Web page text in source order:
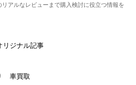
アルなレビューまで購入検討に役立つ情報を
リジナル記事
車買取